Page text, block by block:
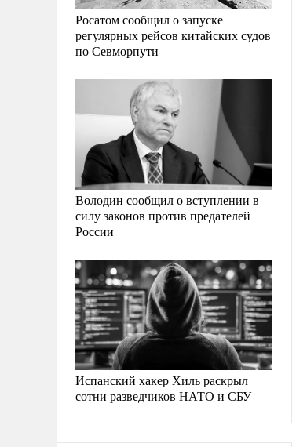
Росатом сообщил о запуске
регулярных рейсов китайских судов
по Севморпути
Володин сообщил о вступлении в
силу законов против предателей
России
Испанский хакер Хиль раскрыл
сотни разведчиков НАТО и СБУ